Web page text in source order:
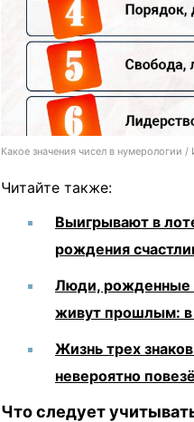
Какое значения чисел в нумерологии
Читайте также:
Выигрывают в
рождения
Люди, рожденные
живут прошлым: в
Жизнь трех
невероятно
Что следует